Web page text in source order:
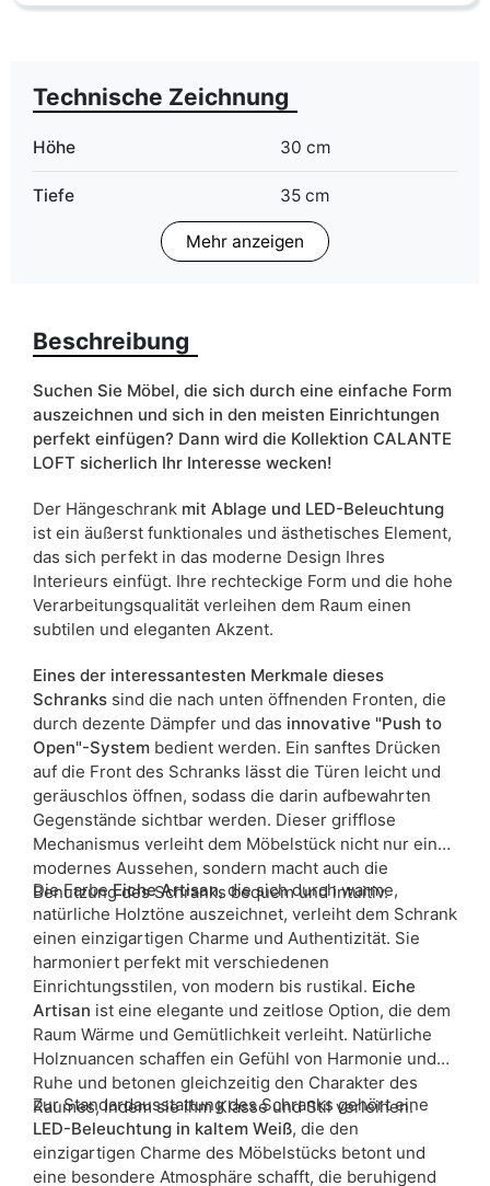
Technische Zeichnung
Höhe 30 cm
Tiefe 35 cm
artisan eiche
Schranktyp
ean13 5905723952061
Liefertermin: 5 Werktage
Aufgrund des Produktionsprozesses und der
möglich.
Mehr anzeigen
Beschreibung
Suchen Sie Möbel, die sich durch eine einfache Form
auszeichnen und sich in den meisten Einrichtungen
perfekt einfügen? Dann wird die Kollektion CALANTE
LOFT sicherlich Ihr Interesse wecken!
Der Hängeschrank mit Ablage und LED-Beleuchtung
ist ein äußerst funktionales und ästhetisches Element,
das sich perfekt in das moderne Design Ihres
Interieurs einfügt. Ihre rechteckige Form und die hohe
Verarbeitungsqualität verleihen dem Raum einen
subtilen und eleganten Akzent.
Eines der interessantesten Merkmale dieses
Schranks sind die nach unten öffnenden Fronten, die
durch dezente Dämpfer und das innovative "Push to
Open"-System bedient werden. Ein sanftes Drücken
auf die Front des Schranks lässt die Türen leicht und
geräuschlos öffnen, sodass die darin aufbewahrten
Gegenstände sichtbar werden. Dieser grifflose
Mechanismus verleiht dem Möbelstück nicht nur ein
modernes Aussehen, sondern macht auch die
Benutzung des Schranks bequem und intuitiv.
Die FarbeEiche Artisan, die sich durch warme,
natürliche Holztöne auszeichnet, verleiht dem Schrank
einen einzigartigen Charme und Authentizität. Sie
harmoniert perfekt mit verschiedenen
Einrichtungsstilen, von modern bis rustikal. Eiche
Artisan ist eine elegante und zeitlose Option, die dem
Raum Wärme und Gemütlichkeit verleiht. Natürliche
Holznuancen schaffen ein Gefühl von Harmonie und
Ruhe und betonen gleichzeitig den Charakter des
Raumes, indem sie ihm Klasse und Stil verleihen.
Zur Standardausstattung des Schranks gehört eine
LED-Beleuchtung in kaltem Weiß, die den
einzigartigen Charme des Möbelstücks betont und
eine besondere Atmosphäre schafft, die beruhigend